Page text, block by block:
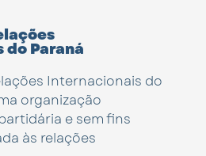
Paraná
Internacionais do
organização
e sem fins
às relações